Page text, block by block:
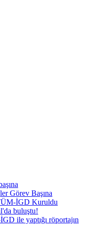
Görev Başına
İGD Kuruldu
buluştu!
ile yaptığı röportajın